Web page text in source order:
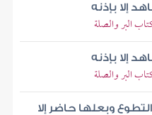
إلا بإذنه
البر والصلة
إلا بإذنه
البر والصلة
وبعلها حاضر إلا